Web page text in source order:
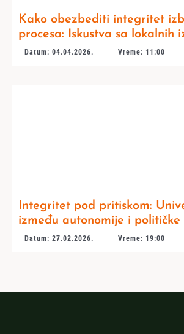
Kako obezbediti integritet
procesa: Iskustva sa lokalnih
Datum: 04.04.2026. Vreme: 11:00
Integritet pod pritiskom:
između autonomije i političke
Datum: 27.02.2026. Vreme: 19:00